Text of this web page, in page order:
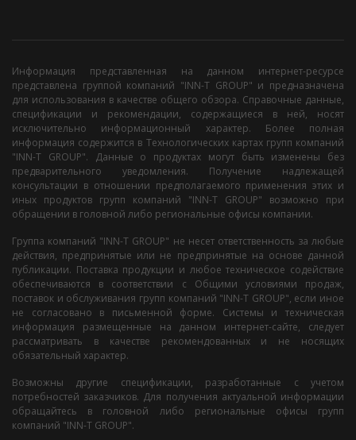
Информация представленная на данном интернет-ресурсе
представлена группой компаний "INN-T GROUP" и предназначена
для использования в качестве общего обзора. Справочные данные,
спецификации и рекомендации, содержащиеся в ней, носят
исключительно информационный характер. Более полная
информация содержится в Технологических картах групп компаний
"INN-T GROUP". Данные о продуктах могут быть изменены без
предварительного уведомления. Получение надлежащей
консультации в отношении предполагаемого применения этих и
иных продуктов групп компаний "INN-T GROUP" возможно при
обращении в головной либо региональные офисы компании.
Группа компаний "INN-T GROUP" не несет ответственность за любые
действия, предпринятые или не предпринятые на основе данной
публикации. Поставка продукции и любое техническое содействие
обеспечиваются в соответствии с Общими условиями продаж,
поставок и обслуживания групп компаний "INN-T GROUP", если иное
не согласовано в письменной форме. Системы и техническая
информация размещенные на данном интернет-сайте, следует
рассматривать в качестве рекомендованных и не носящих
обязательный характер.
Возможны другие спецификации, разработанные с учетом
потребностей заказчиков. Для получения актуальной информации
обращайтесь в головной либо региональные офисы групп
компаний "INN-T GROUP".